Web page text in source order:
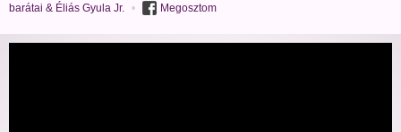
barátai & Éliás Gyula Jr.
• Megosztom